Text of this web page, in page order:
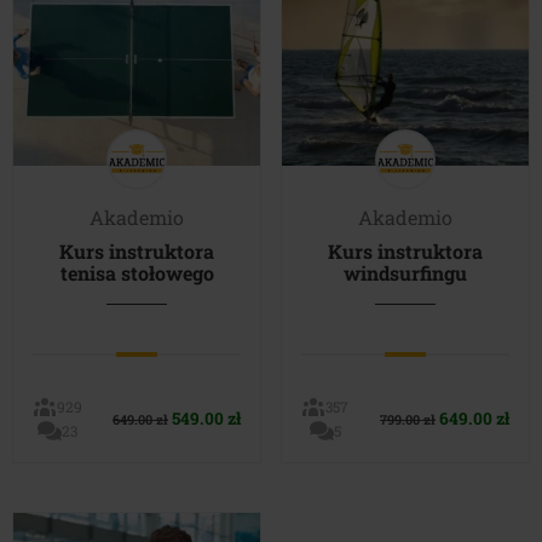
Akademio
Kurs instruktora
tenisa stołowego
929
649.00zł Pierwotna
549.00 złAktualna
Akademio
Kurs instruktora
windsurfingu
357
5
799.00zł Pierwotna
649.00 zł